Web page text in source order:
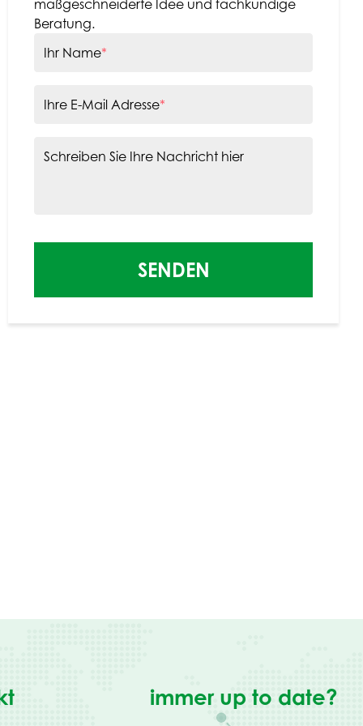
maßgeschneiderte Idee und fachkundige
Beratung.
Ihr Name*
Ihre E-Mail Adresse*
Schreiben Sie Ihre Nachricht hier
SENDEN
immer up to date?